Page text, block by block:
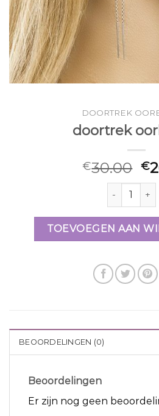
DOORTREK
doortrek
€30.00 €
doortrek
TOEVOEGEN AAN
BEOORDELINGEN (0)
Beoordelingen
Er zijn nog geen